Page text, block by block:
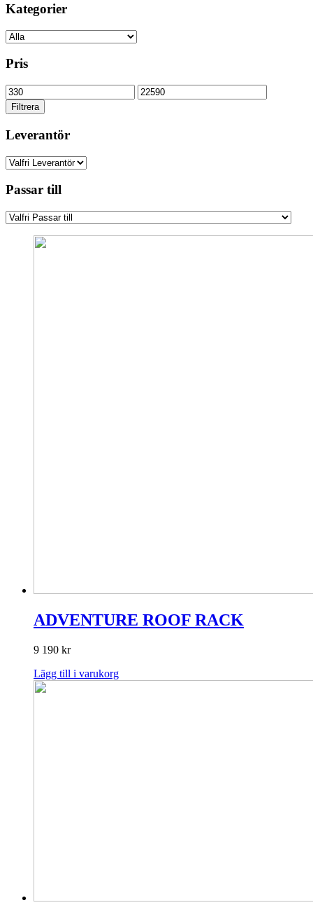
Kategorier
Pris
Min
pris
Max
pris
Filtrera
Leverantör
Passar till
ADVENTURE ROOF RACK
9 190 kr
Lägg till i varukorg